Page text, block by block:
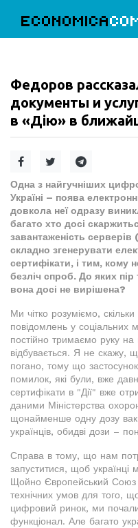
ECONOMICA
Федоров
документы и
в «Дію» в
Одна з найгучніших
Україні – поява
довкола неї одразу
багато хто досі
завантаженість
складно згенерувати
сертифікати, і тим, кому
безліч спроб. До яких
вона досі не вирішена?
Ми чітко розуміємо,
повідомлень у соціальних
постійно тримаємо руку
відбувається. Я не скажу,
погано, тому що
помилок, які були, вже
сертифікати в "Дії" вже
даними Міністерства
щонайменше одну дозу
українців, обидві дози –
Справа в тому, що нам
запуститися, щоб
Щойно Європейський Союз
технічних умов для того,
цифровий ринок, ми
функціонал. Але багато